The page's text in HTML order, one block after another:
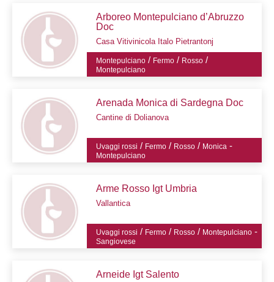
Arboreo Montepulciano d’Abruzzo
Doc
Casa Vitivinicola Italo Pietrantonj
Montepulciano / Fermo / Rosso /
Montepulciano
Arenada Monica di Sardegna Doc
Cantine di Dolianova
Uvaggi rossi / Fermo / Rosso / Monica -
Montepulciano
Arme Rosso Igt Umbria
Vallantica
Uvaggi rossi / Fermo / Rosso / Montepulciano -
Sangiovese
Arneide Igt Salento